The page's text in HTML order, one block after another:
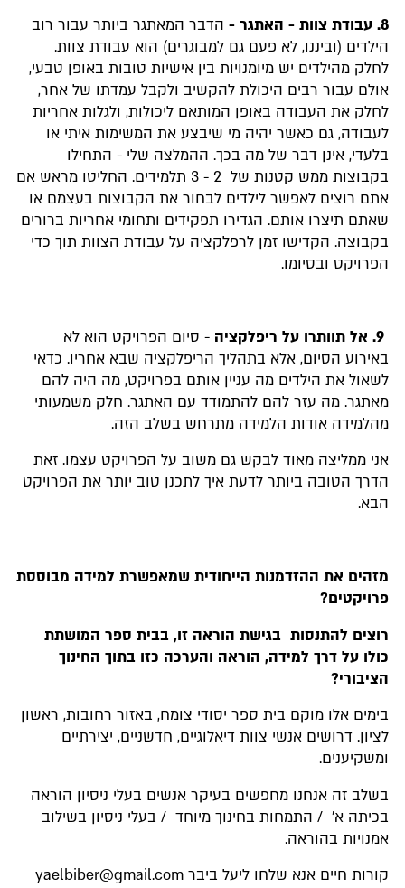
8. עבודת צוות - האתגר -
הדבר המאתגר ביותר עבור רוב
הילדים (וביננו, לא פעם גם למבוגרים) הוא עבודת צוות.
לחלק מהילדים יש מיומנויות בין אישיות טובות באופן טבעי,
אולם עבור רבים היכולת להקשיב ולקבל עמדתו של אחר,
לחלק את העבודה באופן המותאם ליכולות, ולגלות אחריות
לעבודה, גם כאשר יהיה מי שיבצע את המשימות איתי או
בלעדי, אינן דבר של מה בכך. ההמלצה שלי - התחילו
בקבוצות ממש קטנות של 2 - 3 תלמידים. החליטו מראש אם
אתם רוצים לאפשר לילדים לבחור את הקבוצות בעצמם או
שאתם תיצרו אותם. הגדירו תפקידים ותחומי אחריות ברורים
בקבוצה. הקדישו זמן לרפלקציה על עבודת הצוות תוך כדי
הפרויקט ובסיומו.
9. אל תוותרו על ריפלקציה
- סיום הפרויקט הוא לא
באירוע הסיום, אלא בתהליך הריפלקציה שבא אחריו. כדאי
לשאול את הילדים מה עניין אותם בפרויקט, מה היה להם
מאתגר. מה עזר להם להתמודד עם האתגר. חלק משמעותי
מהלמידה אודות הלמידה מתרחש בשלב הזה.
אני ממליצה מאוד לבקש גם משוב על הפרויקט עצמו. זאת
הדרך הטובה ביותר לדעת איך לתכנן טוב יותר את הפרויקט
הבא.
מזהים את ההזדמנות הייחודית שמאפשרת למידה מבוססת
פרויקטים?
רוצים להתנסות בגישת הוראה זו, בבית ספר המושתת
כולו על דרך למידה, הוראה והערכה כזו בתוך החינוך
הציבורי?
בימים אלו מוקם בית ספר יסודי צומח, באזור רחובות, ראשון
לציון. דרושים אנשי צוות דיאלוגיים, חדשניים, יצירתיים
ומשקיענים.
בשלב זה אנחנו מחפשים בעיקר אנשים בעלי ניסיון הוראה
בכיתה א' / התמחות בחינוך מיוחד / בעלי ניסיון בשילוב
אמנויות בהוראה.
קורות חיים אנא שלחו ליעל ביבר yaelbiber@gmail.com